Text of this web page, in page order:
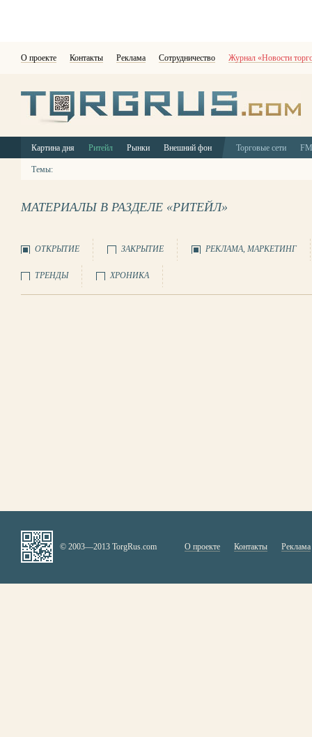
О проекте Контакты Реклама Сотрудничество Журнал «Новости
Картина дня Ритейл Рынки Внешний фон Торговые сети
Темы:
МАТЕРИАЛЫ В РАЗДЕЛЕ «РИТЕЙЛ»
ОТКРЫТИЕ ЗАКРЫТИЕ РЕКЛАМА, МАРКЕТИНГ
ТРЕНДЫ ХРОНИКА
© 2003—2013 TorgRus.com О проекте Контакты Реклама